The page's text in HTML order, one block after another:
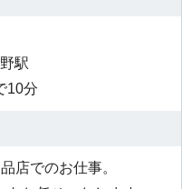
駅
10分
店でのお仕事。